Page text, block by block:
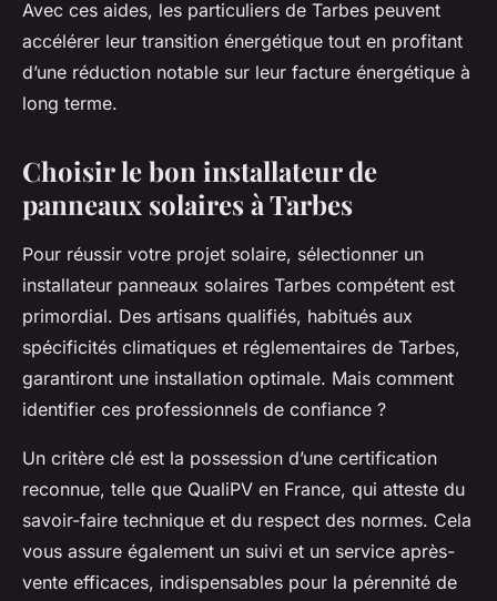
Avec ces aides, les particuliers de Tarbes peuvent
accélérer leur transition énergétique tout en profitant
d’une réduction notable sur leur facture énergétique à
long terme.
Choisir le bon installateur de
panneaux solaires à Tarbes
Pour réussir votre projet solaire, sélectionner un
installateur panneaux solaires Tarbes compétent est
primordial. Des artisans qualifiés, habitués aux
spécificités climatiques et réglementaires de Tarbes,
garantiront une installation optimale. Mais comment
identifier ces professionnels de confiance ?
Un critère clé est la possession d’une certification
reconnue, telle que QualiPV en France, qui atteste du
savoir-faire technique et du respect des normes. Cela
vous assure également un suivi et un service après-
vente efficaces, indispensables pour la pérennité de